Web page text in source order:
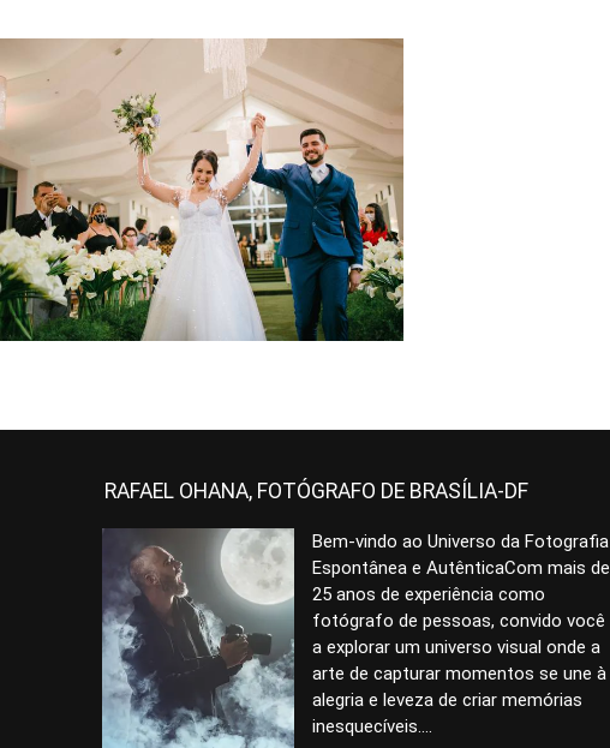
932 0
RAFAEL OHANA, FOTÓGRAFO DE BRASÍLIA-DF
Bem-vindo ao Universo da Fotografia
Espontânea e AutênticaCom mais de
25 anos de experiência como
fotógrafo de pessoas, convido você
a explorar um universo visual onde a
arte de capturar momentos se une à
alegria e leveza de criar memórias
inesquecíveis....